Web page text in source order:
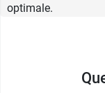
optimale.